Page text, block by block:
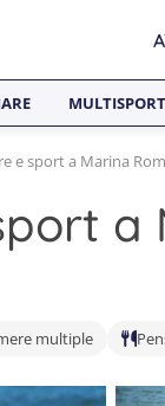
MULTISPORT
e sport a Marina
a
multiple